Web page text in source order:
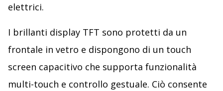
elettrici.
I brillanti display TFT sono protetti da un
frontale in vetro e dispongono di un touch
screen capacitivo che supporta funzionalità
multi-touch e controllo gestuale. Ciò consente